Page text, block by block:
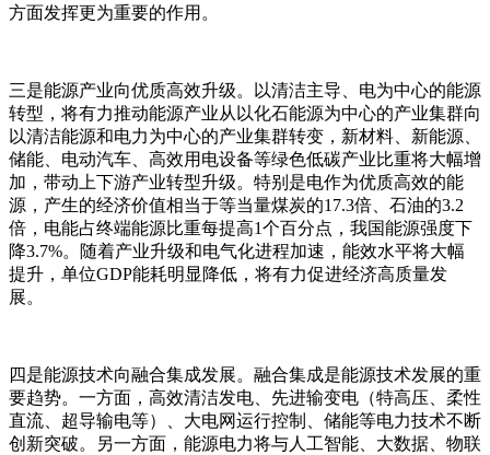
方面发挥更为重要的作用。
三是能源产业向优质高效升级。以清洁主导、电为中心的能源
转型，将有力推动能源产业从以化石能源为中心的产业集群向
以清洁能源和电力为中心的产业集群转变，新材料、新能源、
储能、电动汽车、高效用电设备等绿色低碳产业比重将大幅增
加，带动上下游产业转型升级。特别是电作为优质高效的能
源，产生的经济价值相当于等当量煤炭的17.3倍、石油的3.2
倍，电能占终端能源比重每提高1个百分点，我国能源强度下
降3.7%。随着产业升级和电气化进程加速，能效水平将大幅
提升，单位GDP能耗明显降低，将有力促进经济高质量发
展。
四是能源技术向融合集成发展。融合集成是能源技术发展的重
要趋势。一方面，高效清洁发电、先进输变电（特高压、柔性
直流、超导输电等）、大电网运行控制、储能等电力技术不断
创新突破。另一方面，能源电力将与人工智能、大数据、物联